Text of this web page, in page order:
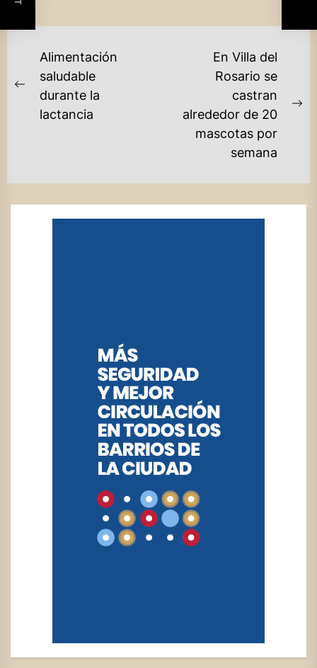
NAVEGACIÓN
DE
ENTRADAS
Previous
post:
Alimentación
saludable
durante la
lactancia
En Villa del
Rosario se
castran
alrededor de 20
mascotas por
semana